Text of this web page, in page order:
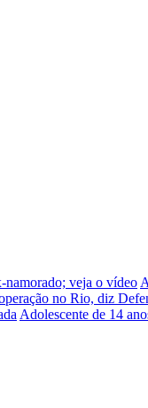
namorado; veja o vídeo
no Rio, diz
Adolescente de 14